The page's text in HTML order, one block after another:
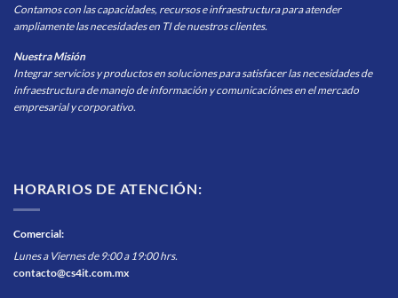
Contamos con las capacidades, recursos e infraestructura para atender
ampliamente las necesidades en TI de nuestros clientes.
Nuestra Misión
Integrar servicios y productos en soluciones para satisfacer las necesidades de
infraestructura de manejo de información y comunicaciónes en el mercado
empresarial y corporativo.
HORARIOS DE ATENCIÓN:
Comercial:
Lunes a Viernes de 9:00 a 19:00 hrs.
contacto@cs4it.com.mx